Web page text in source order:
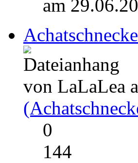
am
von LaLaLea
0
144